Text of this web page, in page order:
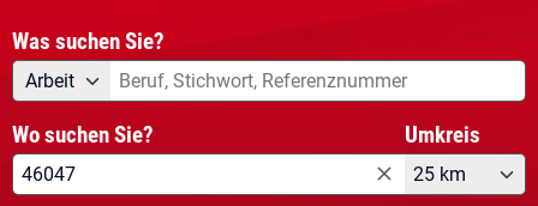
Was suchen Sie?
Angebotsart
Arbeit Was suchen Sie?
Wo suchen Sie? Umkreis
25 km